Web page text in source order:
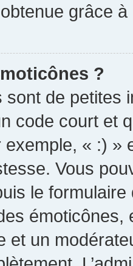
grâce à
?
sont de petites
code court et
« :) »
Vous
le
et un